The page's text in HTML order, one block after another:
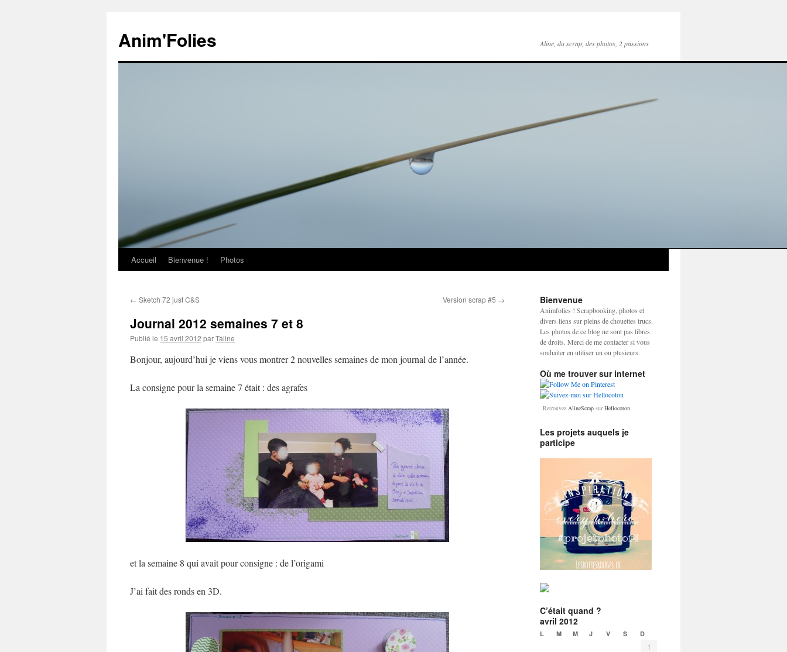
Anim'Folies Aline, du scrap, des photos, 2 passions
Aller
contenu
Accueil Bienvenue ! Photos
← Sketch 72 just C&S Version scrap #5 →
Journal 2012 semaines 7 et 8
Publié le 15 avril 2012 parTaline
Bonjour, aujourd’hui je viens vous montrer 2 nouvelles semaines de mon journal de l’année.
La consigne pour la semaine 7 était : des agrafes
et la semaine 8 qui avait pour consigne : de l’origami
J’ai fait des ronds en 3D.
Bienvenue
Animfolies ! Scrapbooking, photos et
divers liens sur pleins de chouettes trucs.
Les photos de ce blog ne sont pas libres
de droits. Merci de me contacter si vous
souhaiter en utiliser un ou plusieurs.
Où me trouver sur internet
Retrouvez AlineScrap sur Hellocoton
Les projets auquels je
participe
C’était quand ?
avril 2012
L M M J V S D
1